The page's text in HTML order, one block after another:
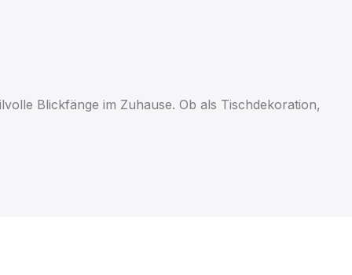
Blickfänge im Zuhause. Ob als Tischdekoration,